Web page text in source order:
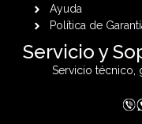
Ayuda
Política de
Servicio y
Servicio técnico,